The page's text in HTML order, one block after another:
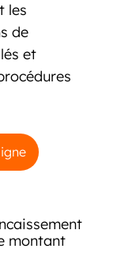
les
de
et
montant